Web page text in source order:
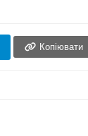
Копіювати